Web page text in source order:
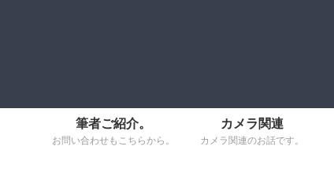
筆者ご紹介。
お問い合わせもこちらから。
カメラ関連
カメラ関連のお話です。